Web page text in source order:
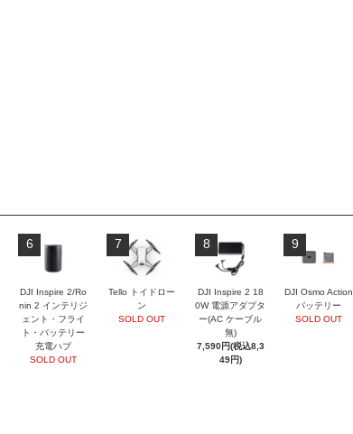
6
DJI Inspire 2/Ro
nin 2 インテリジ
ェント・フライ
ト・バッテリー
充電ハブ
SOLD OUT
7
Tello トイドロー
ン
SOLD OUT
8
DJI Inspire 2 18
0W 電源アダプタ
ー(AC ケーブル
無)
7,590円(税込8,3
49円)
9
DJI Osmo Action
バッテリー
SOLD OUT